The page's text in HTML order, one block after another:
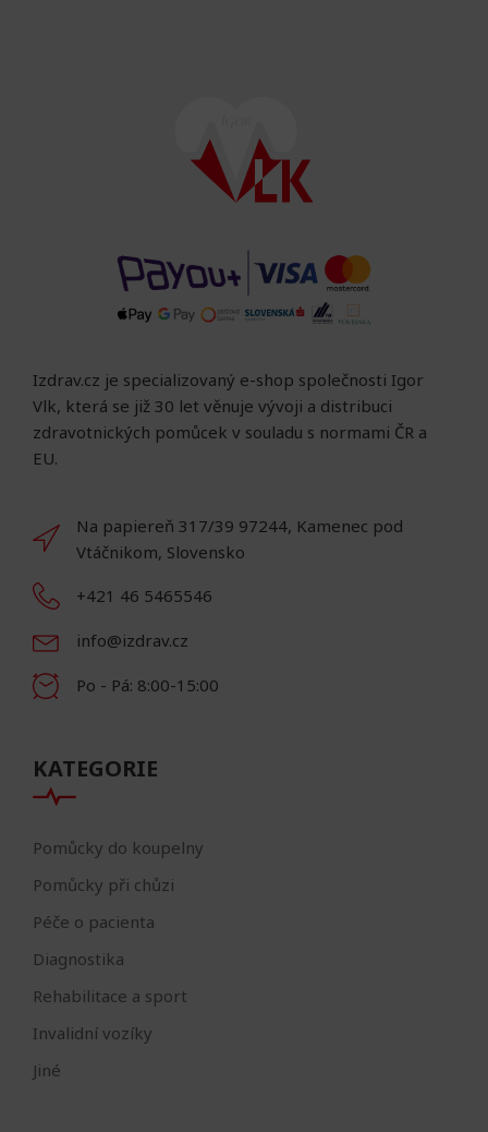
Izdrav.cz je specializovaný e-shop společnosti Igor
Vlk, která se již 30 let věnuje vývoji a distribuci
zdravotnických pomůcek v souladu s normami ČR a
EU.
Na papiereň 317/39 97244, Kamenec pod
Vtáčnikom, Slovensko
+421 46 5465546
info@izdrav.cz
Po - Pá: 8:00-15:00
KATEGORIE
Pomůcky do koupelny
Pomůcky při chůzi
Péče o pacienta
Diagnostika
Rehabilitace a sport
Invalidní vozíky
Jiné